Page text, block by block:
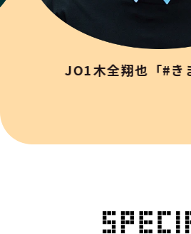
JO1木全翔也「#き